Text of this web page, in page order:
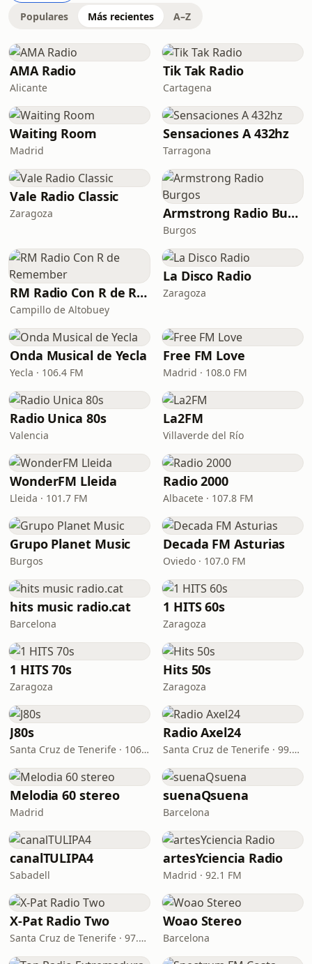
Populares Más recientes A–Z
AMA Radio
Alicante
Tik Tak Radio
Cartagena
Waiting Room
Madrid
Sensaciones A 432hz
Tarragona
Vale Radio Classic
Zaragoza Armstrong Radio Burgos
Burgos
RM Radio Con R de Remember
Campillo de Altobuey
La Disco Radio
Zaragoza
Onda Musical de Yecla
Yecla · 106.4 FM
Free FM Love
Madrid · 108.0 FM
Radio Unica 80s
Valencia
La2FM
Villaverde del Río
WonderFM Lleida
Lleida · 101.7 FM
Radio 2000
Albacete · 107.8 FM
Grupo Planet Music
Burgos
Decada FM Asturias
Oviedo · 107.0 FM
hits music radio.cat
Barcelona
1 HITS 60s
Zaragoza
1 HITS 70s
Zaragoza
Hits 50s
Zaragoza
J80s
Santa Cruz de Tenerife · 106.0 FM
Radio Axel24
Santa Cruz de Tenerife · 99.3 FM
Melodia 60 stereo
Madrid
suenaQsuena
Barcelona
canalTULIPA4
Sabadell
artesYciencia Radio
Madrid · 92.1 FM
X-Pat Radio Two
Santa Cruz de Tenerife · 97.1 - 107.4 FM
Woao Stereo
Barcelona